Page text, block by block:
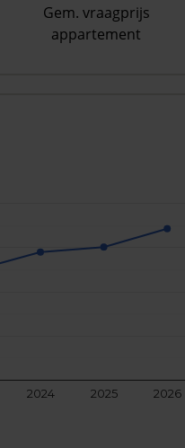
Gem. vraagprijs
appartement
2024 2025 2026